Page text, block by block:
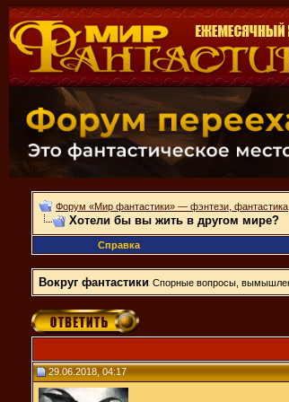
Форум «Мир фантастики» — фэнтези,
Хотели бы вы жить в другом мире?
Справка
Вокруг фантастики Спорные вопросы,
29.06.2018, 04:17